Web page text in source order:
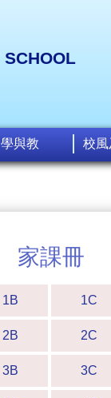
SCHOOL
學與教 校
家課冊
1B 1C
2B 2C
3B 3C